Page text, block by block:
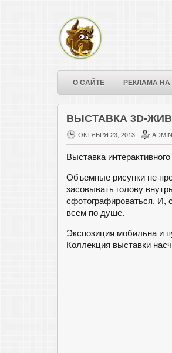
О САЙТЕ РЕКЛАМА НА
ВЫСТАВКА 3D-
ОКТЯБРЯ 23, 2013 ADMIN
Выставка
Объемные рисунки не
засовывать голову
сфотографироваться. И,
всем по душе.
Экспозиция мобильна и
Коллекция выставки